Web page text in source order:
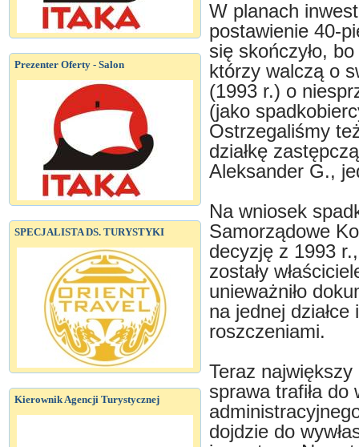
Prezenter Oferty - Salon
SPECJALISTA DS. TURYSTYKI
Kierownik Agencji Turystycznej
W planach
postawienie 40-
się skończyło,
którzy walczą o
(1993 r.) o
(jako
Ostrzegaliśmy
działkę
Aleksander G.,
Na wniosek
Samorządowe
decyzję z 1993
zostały
unieważniło
na jednej
roszczeniami.
Teraz
sprawa trafiła do
dojdzie do